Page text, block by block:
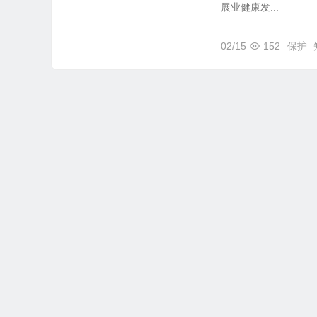
展业健康发...
02/15 152 保护